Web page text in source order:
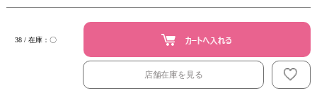
38 / 在庫：〇
店舗在庫を見る